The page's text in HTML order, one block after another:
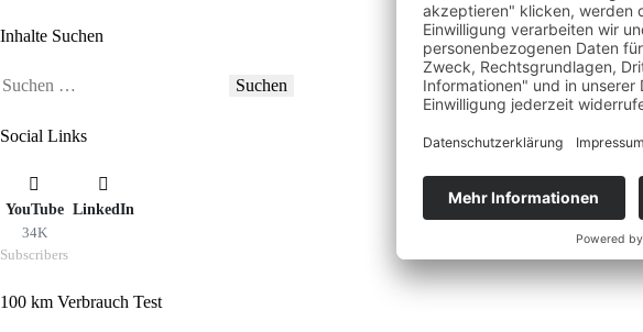
Inhalte Suchen
Suchen
Social Links
YouTube
34K
Subscribers
LinkedIn
100 km Verbrauch Test